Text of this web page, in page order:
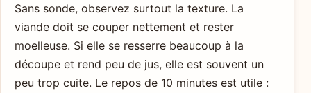
Sans sonde, observez surtout la texture. La
viande doit se couper nettement et rester
moelleuse. Si elle se resserre beaucoup à la
découpe et rend peu de jus, elle est souvent un
peu trop cuite. Le repos de 10 minutes est utile :